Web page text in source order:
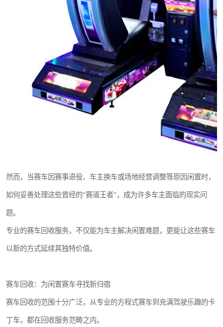
然而，当赛车因赛事退役、车主换车或场地经营调整等原因闲置时，
如何妥善处理这些曾经的“赛道王者”，成为许多车主面临的现实问
题。
专业的赛车回收服务，不仅能为车主解决闲置难题，更能让这些赛车
以新的方式延续其独特价值。
赛车回收：为闲置赛车寻找新归宿
赛车回收的范围十分广泛，从专业的方程式赛车到充满驾驶乐趣的卡
丁车，都在回收服务范畴之内。